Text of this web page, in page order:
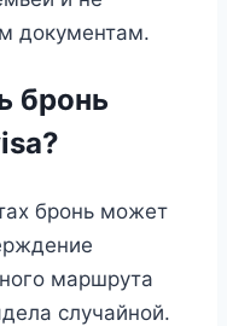
документам.
бронь
бронь может
маршрута
случайной.